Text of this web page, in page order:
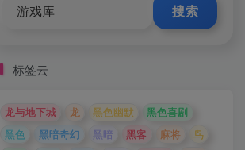
搜索
标签云
龙与地下城 龙 黑色幽默
黑色喜剧
黑色
黑暗奇幻 黑暗 黑客 麻将
鸟